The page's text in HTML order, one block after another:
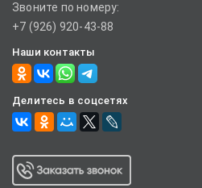
Звоните по номеру:
+7 (926) 920-43-88
Наши контакты
Делитесь в соцсетях